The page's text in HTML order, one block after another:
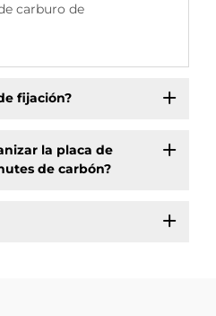
carburo de
fijación?
la placa de
de carbón?